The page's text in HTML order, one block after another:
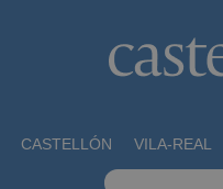
CASTELLÓN VILA-REAL